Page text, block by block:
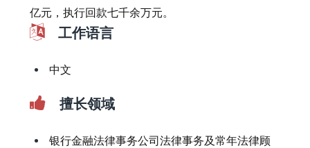
亿元，执行回款七千余万元。
工作语言
中文
擅长领域
银行金融法律事务公司法律事务及常年法律顾